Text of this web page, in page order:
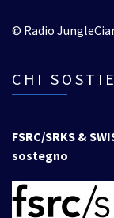
© Radio
CHI
FSRC/SRKS &
sostegno